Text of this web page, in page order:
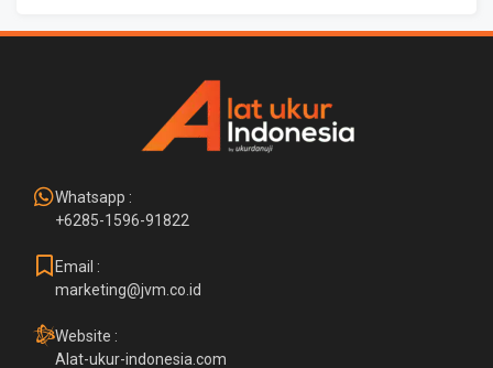
Whatsapp :
+6285-1596-91822
Email :
marketing@jvm.co.id
Website :
Alat-ukur-indonesia.com